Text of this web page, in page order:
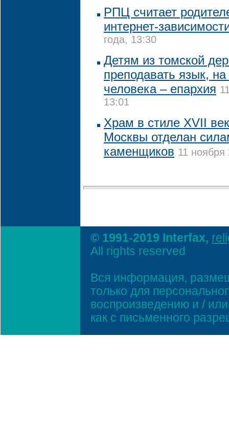
РПЦ считает
интернет-
года, 13:30
Детям из томской
преподавать язык,
человека – епархия
13:01
Храм в стиле XVII
Москвы отделан
каменщиков 11 ноября
© 1991-2019 Interfax,
All rights reserved
Вся информация,
только для
воспроизведению и /
как с письменного